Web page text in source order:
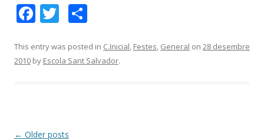
F
e
b
k
T
itt
er
m
p
This entry was posted in C.Inicial, Festes, General on 28 desembre
2010 by Escola Sant Salvador.
Post
← Older posts